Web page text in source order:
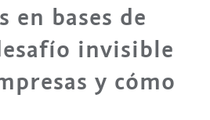
en bases de
invisible
y cómo